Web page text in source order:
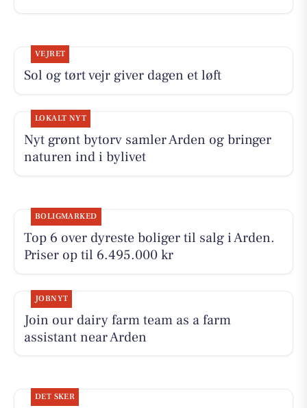
VEJRET
Sol og tørt vejr giver dagen et løft
LOKALT NYT
Nyt grønt bytorv samler Arden og bringer
naturen ind i bylivet
BOLIGMARKED
Top 6 over dyreste boliger til salg i Arden.
Priser op til 6.495.000 kr
JOBNYT
Join our dairy farm team as a farm
assistant near Arden
DET SKER